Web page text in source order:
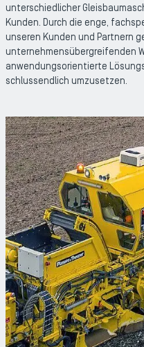
unterschiedlicher
Kunden. Durch die enge,
unseren Kunden und Partnern
unternehmensübergreifenden
anwendungsorientierte
schlussendlich umzusetzen.